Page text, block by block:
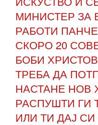
МИНИСТЕР ЗА
РАБОТИ
СКОРО 20
БОБИ
ТРЕБА ДА
НАСТАНЕ НОВ
РАСПУШТИ ГИ
ИЛИ ТИ ДАЈ